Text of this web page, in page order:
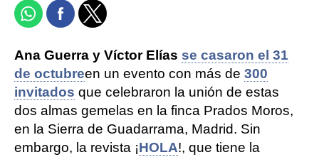
Ana Guerra y Víctor Elías se casaron el 31
de octubreen un evento con más de 300
invitados que celebraron la unión de estas
dos almas gemelas en la finca Prados Moros,
en la Sierra de Guadarrama, Madrid. Sin
embargo, la revista ¡HOLA!, que tiene la